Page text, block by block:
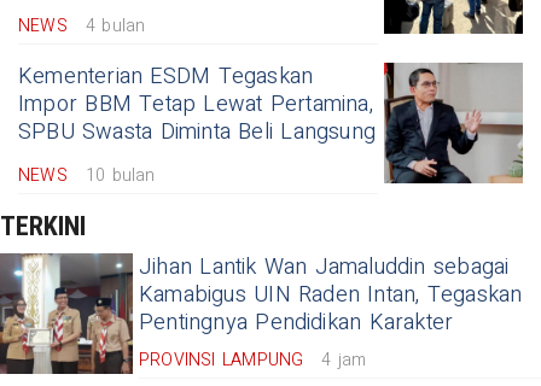
NEWS 4 bulan
Kementerian ESDM Tegaskan
Impor BBM Tetap Lewat Pertamina,
SPBU Swasta Diminta Beli Langsung
NEWS 10 bulan
TERKINI
Jihan Lantik Wan Jamaluddin sebagai
Kamabigus UIN Raden Intan, Tegaskan
Pentingnya Pendidikan Karakter
PROVINSI LAMPUNG 4 jam